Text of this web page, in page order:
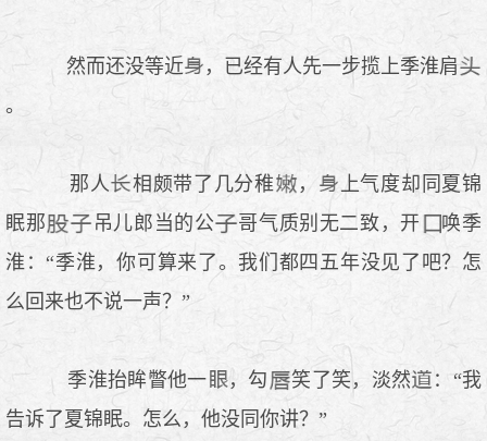
然而还没等近
，已经有人先一步揽上季淮肩
。
那人 相颇带了几分稚 ，
上气度却同夏锦
眠那
吊儿郎当的公 哥气质别无二致，开
唤季
淮：“季淮，你可算来了。我们都四五年没见了吧？怎
么回来也不说一声？”
季淮抬眸瞥他一 ，勾 笑了笑，淡然
：“我
告诉了夏锦眠。怎么，他没同你讲？”